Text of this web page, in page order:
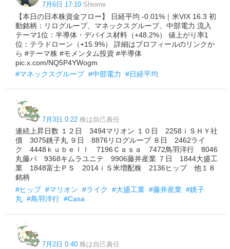
7月6日 17:10 Shiome
【本日の日本株資金フロー】 日経平均 -0.01%｜米VIX 16.3 初
動銘柄：リログループ、マネックスグループ、中部電力 流入
テーマ1位：半導体・デバイス材料（+48.2%） 値上がり率1
位：テラドローン（+15.9%） 詳細はプロフィールのリンクか
ら #テーマ株 #モメンタム投資 #半導体
pic.x.com/NQ5P4YWogm
#マネックスグループ #中部電力 #日経平均
7月3日 0:22 株は自己責任
連続上昇日数 １２日 3494マリオン １０日 2258ｉＳＨＹ社
債 3075銚子丸 ９日 8876リログループ ８日 2462ライ
ク 4448ｋｕｂｅｌｌ 7196Ｃａｓａ 7472鳥羽洋行 8046
丸藤パ 9368キムラユニテ 9906藤井産業 ７日 1844大盛工
業 1848富士ＰＳ 2014ｉＳ米増配株 2136ヒップ 他１８
銘柄
#ヒップ #マリオン #ライク #大盛工業 #藤井産業 #銚子
丸 #鳥羽洋行 #Casa
7月2日 0:40 株は自己責任